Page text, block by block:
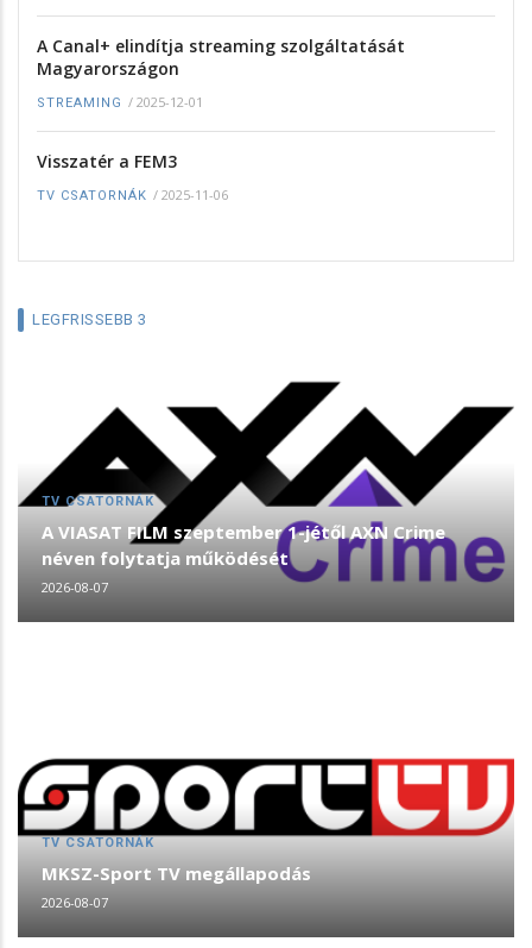
A Canal+ elindítja streaming szolgáltatását
Magyarországon
STREAMING / 2025-12-01
Visszatér a FEM3
TV CSATORNÁK / 2025-11-06
LEGFRISSEBB 3
TV CSATORNÁK
A VIASAT FILM szeptember 1-jétől AXN Crime
néven folytatja működését
2026-08-07
TV CSATORNÁK
MKSZ-Sport TV megállapodás
2026-08-07